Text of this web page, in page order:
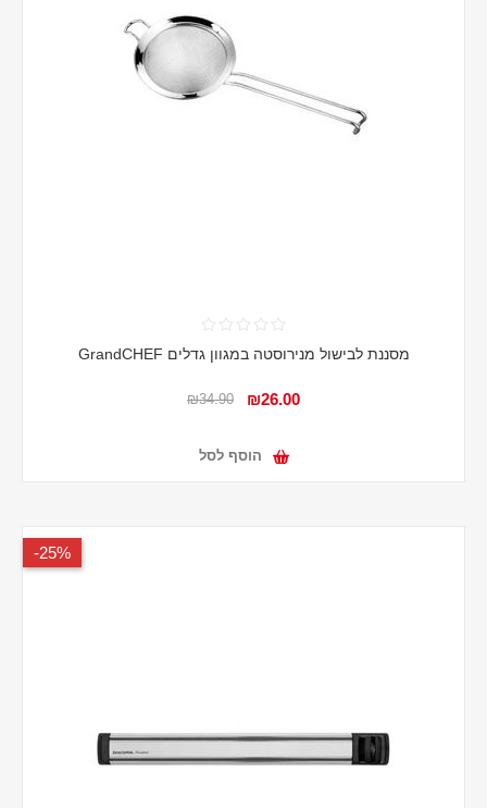
מסננת לבישול מנירוסטה במגוון גדלים GrandCHEF
₪26.00
₪34.90
הוסף לסל
25%-